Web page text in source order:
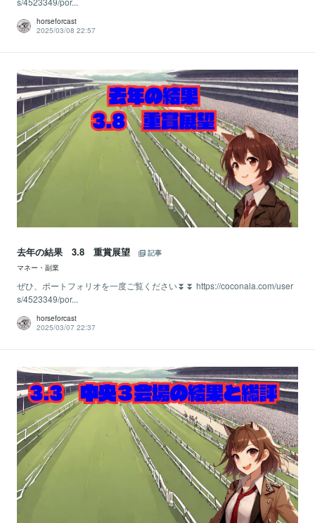
horseforcast
2025/03/08 22:57
去年の結果 3.8 重賞展望
記事
マネー・副業
ぜひ、ポートフォリオを一度ご覧ください⏬⏬ https://coconala.com/user
s/4523349/por...
horseforcast
2025/03/07 22:37